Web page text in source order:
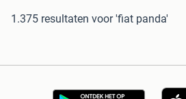
1.375 resultaten voor 'fiat panda'